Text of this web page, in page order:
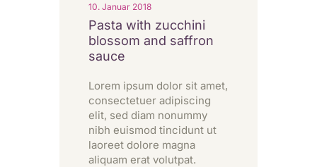
10. Januar 2018
Pasta with zucchini
blossom and saffron
sauce
Lorem ipsum dolor sit amet,
consectetuer adipiscing
elit, sed diam nonummy
nibh euismod tincidunt ut
laoreet dolore magna
aliquam erat volutpat.